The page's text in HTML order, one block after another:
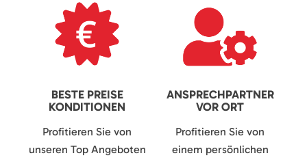
BESTE PREISE
KONDITIONEN
Profitieren Sie von
unseren Top Angeboten
ANSPRECHPARTNER
VOR ORT
Profitieren Sie von
einem persönlichen